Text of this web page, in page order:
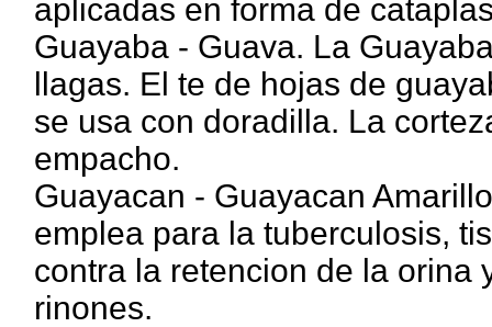
aplicadas en forma de
Guayaba - Guava. La
llagas. El te de hojas de
se usa con doradilla. La
empacho.
Guayacan - Guayacan
emplea para la tuberculosis,
contra la retencion de la orina
rinones.